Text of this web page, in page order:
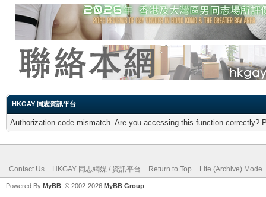
HKGAY 同志資訊平台
Authorization code mismatch. Are you accessing this function correctly?
Contact Us HKGAY 同志網媒 / 資訊平台 Return to Top Lite (Archive) Mode
Powered By MyBB , © 2002-2026 MyBB Group